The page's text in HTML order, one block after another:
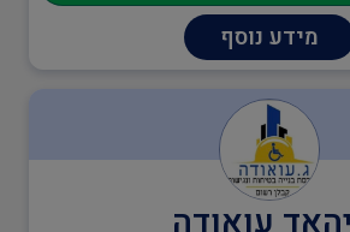
הסביבה
ובדק נכס
מידע נוסף